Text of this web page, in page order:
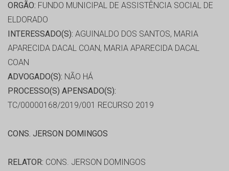
ORGÃO: FUNDO MUNICIPAL DE ASSISTÊNCIA SOCIAL DE
ELDORADO
INTERESSADO(S): AGUINALDO DOS SANTOS, MARIA
APARECIDA DACAL COAN, MARIA APARECIDA DACAL
COAN
ADVOGADO(S): NÃO HÁ
PROCESSO(S) APENSADO(S):
TC/00000168/2019/001 RECURSO 2019
CONS. JERSON DOMINGOS
RELATOR: CONS. JERSON DOMINGOS